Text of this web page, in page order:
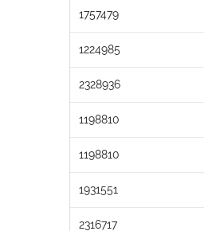
1757479
1224985
2328936
1198810
1198810
1931551
2316717